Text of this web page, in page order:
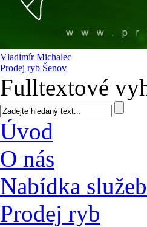
Vladimír Michalec
Prodej ryb Šenov
Fulltextové
Úvod
O nás
Nabídka služeb
Prodej ryb